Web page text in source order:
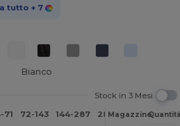
tutto + 7
Bianco
Stock in 3 Mesi
71 72-143 144-287 288 + Altri
Magazzino